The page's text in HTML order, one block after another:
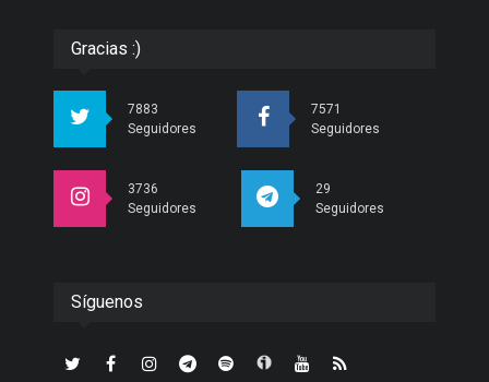
Gracias :)
7883
Seguidores
7571
Seguidores
3736
Seguidores
29
Seguidores
Síguenos